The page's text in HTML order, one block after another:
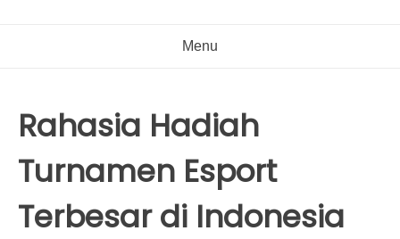
Menu
Rahasia Hadiah
Turnamen Esport
Terbesar di Indonesia